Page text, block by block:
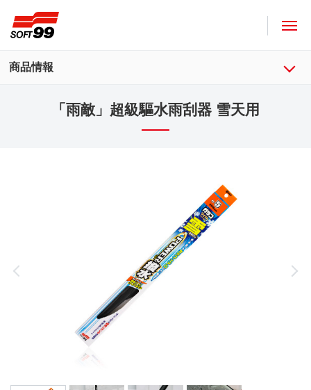
商品情報
「雨敵」超級驅水雨刮器 雪天用